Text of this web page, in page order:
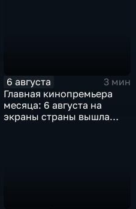
6 августа
3 мин
Главная кинопремьера
месяца: 6 августа на
экраны страны вышла